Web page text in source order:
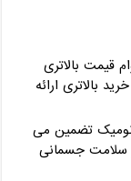
قیمت بالاتری
بالاتری ارائه
تضمین می
سلامت جسمانی